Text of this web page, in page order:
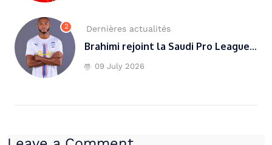
2 Dernières actualités
Brahimi rejoint la Saudi Pro League...
09 July 2026